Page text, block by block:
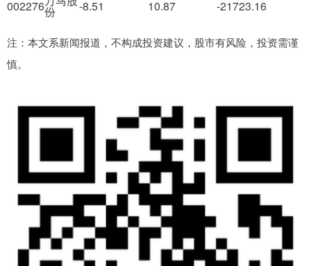
002276份 -8.51 10.87 -21723.16
注：本文系新闻报道，不构成投资建议，股市有风险，投资需谨
慎。